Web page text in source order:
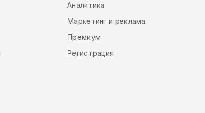
Аналитика
Маркетинг и реклама
Премиум
Регистрация